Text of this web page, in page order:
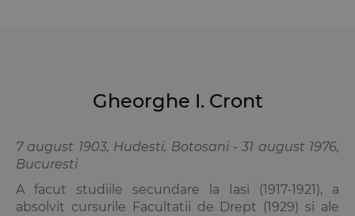
Gheorghe I. Cront
7 august 1903, Hudesti, Botosani - 31 august 1976,
Bucuresti
A facut studiile secundare la Iasi (1917-1921), a
absolvit cursurile Facultatii de Drept (1929) si ale